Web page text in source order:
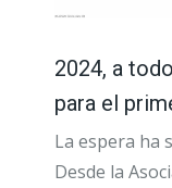
2024, a
para el
La espera ha
Desde la